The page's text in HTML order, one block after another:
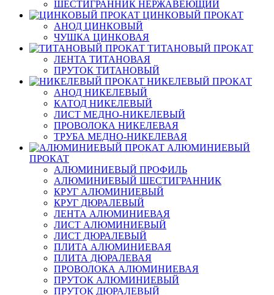
ШЕСТИГРАННИК НЕРЖАВЕЮЩИЙ
ЦИНКОВЫЙ ПРОКАТ
АНОД ЦИНКОВЫЙ
ЧУШКА ЦИНКОВАЯ
ТИТАНОВЫЙ ПРОКАТ
ЛЕНТА ТИТАНОВАЯ
ПРУТОК ТИТАНОВЫЙ
НИКЕЛЕВЫЙ ПРОКАТ
АНОД НИКЕЛЕВЫЙ
КАТОД НИКЕЛЕВЫЙ
ЛИСТ МЕДНО-НИКЕЛЕВЫЙ
ПРОВОЛОКА НИКЕЛЕВАЯ
ТРУБА МЕДНО-НИКЕЛЕВАЯ
АЛЮМИНИЕВЫЙ
ПРОКАТ
АЛЮМИНИЕВЫЙ ПРОФИЛЬ
АЛЮМИНИЕВЫЙ ШЕСТИГРАННИК
КРУГ АЛЮМИНИЕВЫЙ
КРУГ ДЮРАЛЕВЫЙ
ЛЕНТА АЛЮМИНИЕВАЯ
ЛИСТ АЛЮМИНИЕВЫЙ
ЛИСТ ДЮРАЛЕВЫЙ
ПЛИТА АЛЮМИНИЕВАЯ
ПЛИТА ДЮРАЛЕВАЯ
ПРОВОЛОКА АЛЮМИНИЕВАЯ
ПРУТОК АЛЮМИНИЕВЫЙ
ПРУТОК ДЮРАЛЕВЫЙ